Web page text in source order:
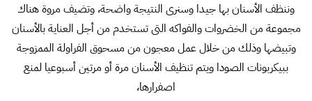
وننظف الأسنان بها جيدا وسنرى النتيجة واضحة، وتضيف مروة هناك
مجموعة من الخضروات والفواكه التى تستخدم من أجل العناية بالأسنان
وتبيضها وذلك من خلال عمل معجون من مسحوق الفراولة الممزوجة
ببيكربونات الصودا ويتم تنظيف الأسنان مرة أو مرتين أسبوعيا لمنع
اصفرارها،